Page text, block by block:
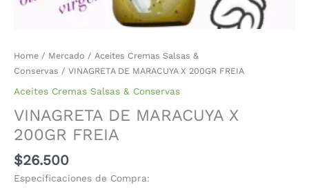
Home / Mercado / Aceites Cremas Salsas &
Conservas / VINAGRETA DE MARACUYA X 200GR FREIA
Aceites Cremas Salsas & Conservas
VINAGRETA DE MARACUYA X
200GR FREIA
$26.500
Especificaciones de Compra: